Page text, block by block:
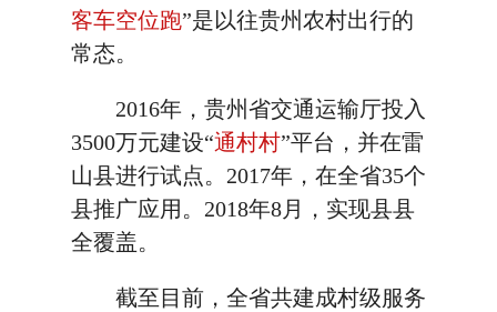
客车空位跑”是以往贵州农村出行的
常态。
2016年，贵州省交通运输厅投入
3500万元建设“通村村”平台，并在雷
山县进行试点。2017年，在全省35个
县推广应用。2018年8月，实现县县
全覆盖。
截至目前，全省共建成村级服务